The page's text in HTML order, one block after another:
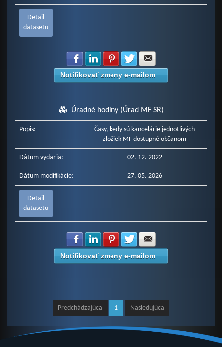
Detail
datasetu
Zdielať na Facebook
Zdielať na LinkedIn
Zdielať na Pinterest
Zdielať na Twitter
Notifikovať zmeny e-mailom
Úradné hodiny (Úrad MF SR)
Popis:
Časy, kedy sú kancelárie jednotlivých
zložiek MF dostupné občanom
Dátum vydania: 02. 12. 2022
Dátum modifikácie: 27. 05. 2026
Detail
datasetu
Zdielať na Facebook
Zdielať na LinkedIn
Zdielať na Pinterest
Zdielať na Twitter
Notifikovať zmeny e-mailom
Predchádzajúca 1 Nasledujúca